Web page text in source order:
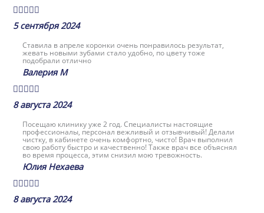

5 сентября 2024
Ставила в апреле коронки очень понравилось результат,
жевать новыми зубами стало удобно, по цвету тоже
подобрали отлично
Валерия М

8 августа 2024
Посещаю клинику уже 2 год. Специалисты настоящие
профессионалы, персонал вежливый и отзывчивый! Делали
чистку, в кабинете очень комфортно, чисто! Врач выполнил
свою работу быстро и качественно! Также врач все объяснял
во время процесса, этим снизил мою тревожность.
Юлия Нехаева

8 августа 2024